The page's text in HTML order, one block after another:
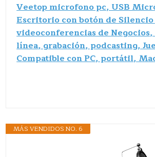
Veetop microfono pc, USB
Escritorio con botón de
videoconferencias de
línea, grabación, podcasting,
Compatible con PC, portátil,
MÁS VENDIDOS NO. 6